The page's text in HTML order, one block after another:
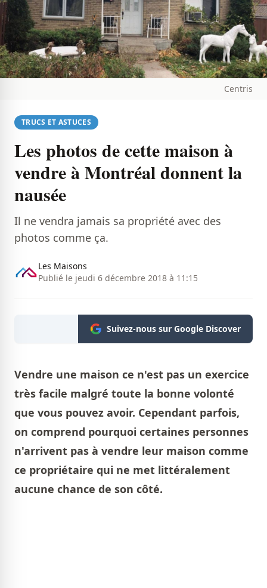
Centris
TRUCS ET ASTUCES
Les photos de cette maison à
vendre à Montréal donnent la
nausée
Il ne vendra jamais sa propriété avec des
photos comme ça.
Les Maisons
Publié le jeudi 6 décembre 2018 à 11:15
Suivez-nous sur Google Discover
Vendre une maison ce n'est pas un exercice
très facile malgré toute la bonne volonté
que vous pouvez avoir. Cependant parfois,
on comprend pourquoi certaines personnes
n'arrivent pas à vendre leur maison comme
ce propriétaire qui ne met littéralement
aucune chance de son côté.